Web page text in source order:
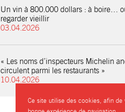
Un vin à 800.000 dollars : à boire…
regarder vieillir
03.04.2026
« Les noms d’inspecteurs Michelin
circulent parmi les restaurants »
10.04.2026
Ce site utilise des cookies, afin de